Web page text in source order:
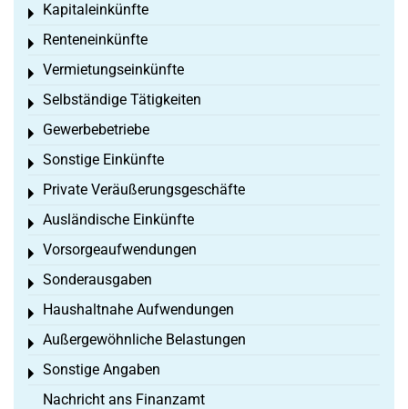
Kapitaleinkünfte
Toggle menu
Renteneinkünfte
Toggle menu
Vermietungseinkünfte
Toggle menu
Selbständige Tätigkeiten
Toggle menu
Gewerbebetriebe
Toggle menu
Sonstige Einkünfte
Toggle menu
Private Veräußerungsgeschäfte
Toggle menu
Ausländische Einkünfte
Toggle menu
Vorsorgeaufwendungen
Toggle menu
Sonderausgaben
Toggle menu
Haushaltnahe Aufwendungen
Toggle menu
Außergewöhnliche Belastungen
Toggle menu
Sonstige Angaben
Toggle menu
Nachricht ans Finanzamt